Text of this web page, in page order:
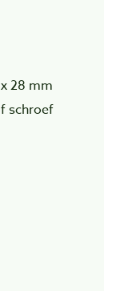
28 mm
schroef